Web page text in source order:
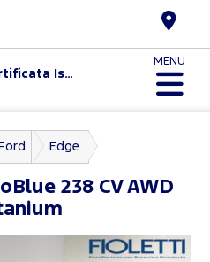
Fioletti Spa Certificata Iso 9001:2015 E Uni Pdr 125:2022
MENU
Edge
238 CV AWD